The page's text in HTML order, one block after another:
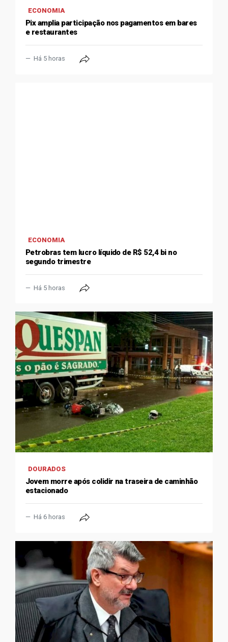
ECONOMIA
Pix amplia participação nos pagamentos em bares
e restaurantes
Há 5 horas
ECONOMIA
Petrobras tem lucro líquido de R$ 52,4 bi no
segundo trimestre
Há 5 horas
DOURADOS
Jovem morre após colidir na traseira de caminhão
estacionado
Há 6 horas